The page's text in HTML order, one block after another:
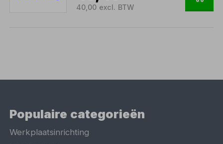
40,00 excl. BTW
Populaire categorieën
Werkplaatsinrichting